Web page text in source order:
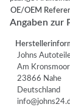
OE/OEM
Angaben zur
Johns
Am
23866 Nahe
Deutschland